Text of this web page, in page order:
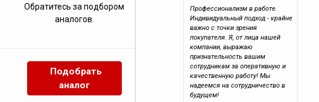
Обратитесь за подбором
аналогов.
Подобрать
аналог
Профессионализм в работе.
Индивидуальный подход - крайне
важно с точки зрения
покупателя. Я, от лица нашей
компании, выражаю
признательность вашим
сотрудникам за оперативную и
качественную работу! Мы
надеемся на сотрудничество в
будущем!